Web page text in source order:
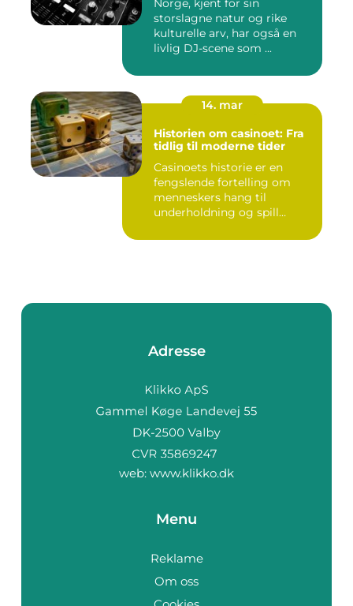
Norge, kjent for sin
storslagne natur og rike
kulturelle arv, har også en
livlig DJ-scene som ...
14. mar
Historien om casinoet: Fra
tidlig til moderne tider
Casinoets historie er en
fengslende fortelling om
menneskers hang til
underholdning og spill
Adresse
web: www.klikko.dk
Menu
Reklame
Om oss